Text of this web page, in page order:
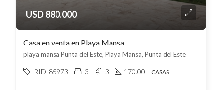
USD 880.000
Casa en venta en Playa Mansa
playa mansa Punta del Este, Playa Mansa, Punta del Este
RID-85973 3 3 170.00 CASAS